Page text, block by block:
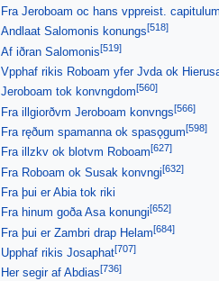
Fra Jeroboam oc hans vppreist.
Andlaat Salomonis konungs[518]
Af iðran Salomonis[519]
Vpphaf rikis Roboam yfer Jvda ok
Jeroboam tok konvngdom[560]
Fra illgiorðvm Jeroboam konvngs[566]
Fra ręðum spamanna ok spasǫgum[598]
Fra illzkv ok blotvm Roboam[627]
Fra Roboam ok Susak konvngi[632]
Fra þui er Abia tok riki
Fra hinum goða Asa konungi[652]
Fra þui er Zambri drap Helam[684]
Upphaf rikis Josaphat[707]
Her segir af Abdias[736]